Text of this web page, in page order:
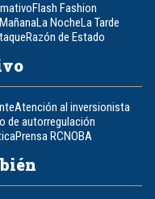
Flash Fashion
La NocheLa Tarde
Razón de Estado
Atención al inversionista
de autorregulación
Prensa RCNOBA